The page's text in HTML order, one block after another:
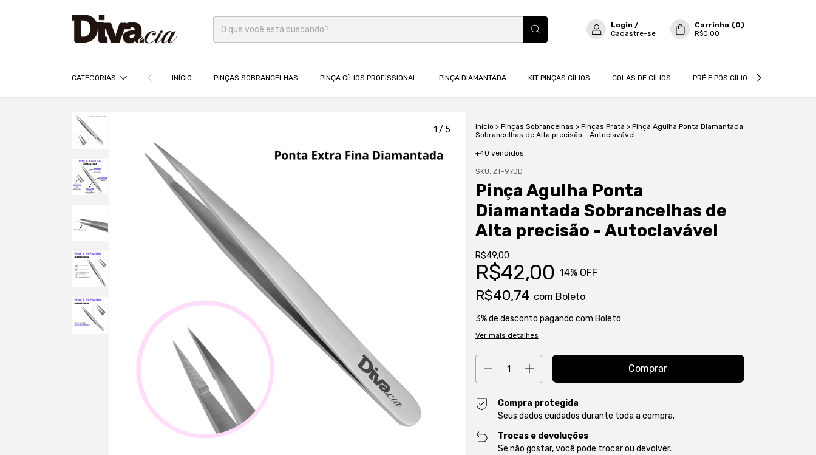
Login /
Cadastre-se
Carrinho (0)
R$0,00
CATEGORIAS INÍCIO PINÇAS SOBRANCELHAS PINÇA CÍLIOS PROFISSIONAL PINÇA DIAMANTADA KIT PINÇAS CÍLIOS COLAS DE CÍLIOS PRÉ E PÓS CÍLIOS
1 / 5 Início > Pinças Sobrancelhas > Pinças Prata > Pinça Agulha Ponta Diamantada
Sobrancelhas de Alta precisão - Autoclavável
+40 vendidos
SKU: ZT-97DD
Pinça Agulha Ponta
Diamantada Sobrancelhas de
Alta precisão - Autoclavável
R$49,00
R$42,00 14% OFF
R$40,74 com Boleto
3% de desconto pagando com Boleto
Ver mais detalhes
Compra protegida
Seus dados cuidados durante toda a compra.
Trocas e devoluções
Se não gostar, você pode trocar ou devolver.